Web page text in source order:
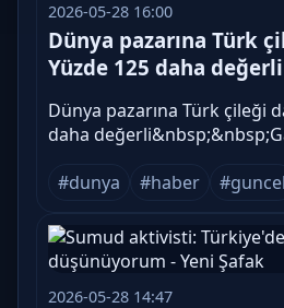
2026-05-28 16:00
Dünya pazarına Türk
Yüzde 125 daha
Dünya pazarına Türk çileği
daha
#dunya
#haber #guncel
2026-05-28 14:47